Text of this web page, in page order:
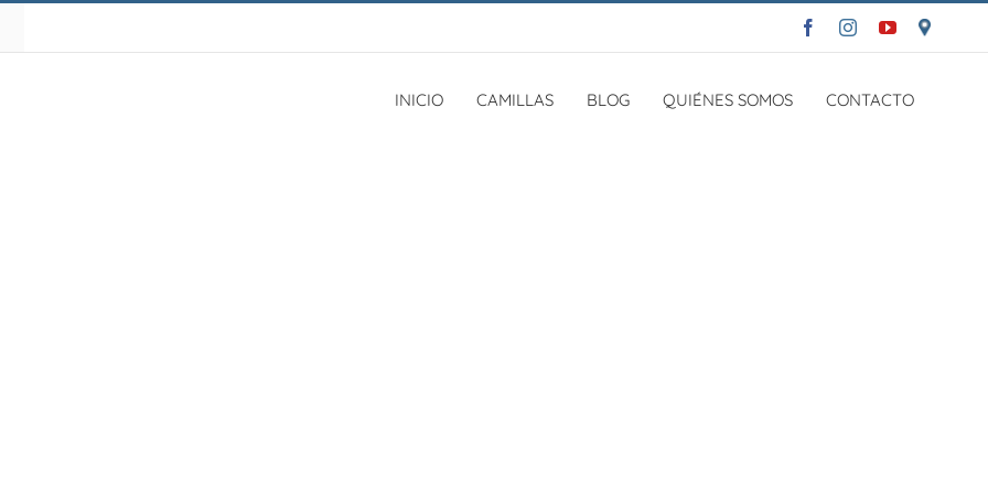
FacebookInstagramYouTube
Dónde
INICIO CAMILLAS BLOG QUIÉNES SOMOS CONTACTO